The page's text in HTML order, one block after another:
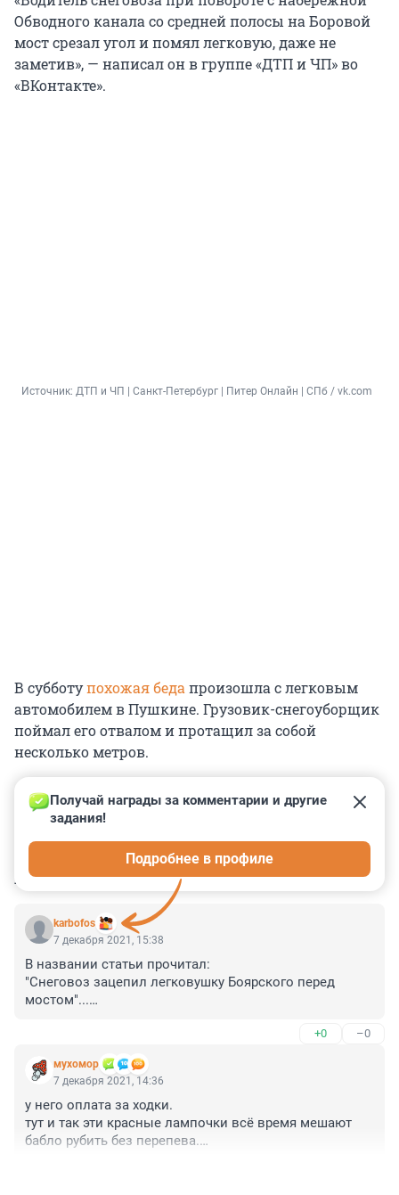
Обводного канала со средней полосы на Боровой
мост срезал угол и помял легковую, даже не
заметив», — написал он в группе «ДТП и ЧП» во
«ВКонтакте».
Источник: ДТП и ЧП | Санкт-Петербург | Питер Онлайн | СПб / vk.com
В субботупохожая беда произошла с легковым
автомобилем в Пушкине. Грузовик-снегоуборщик
поймал его отвалом и протащил за собой
несколько метров.
КОММЕНТАРИИ 2
karbofos
Получай награды за комментарии и другие
задания!
Подробнее в профиле
7 декабря 2021, 15:38
В названии статьи прочитал:
"Снеговоз зацепил легковушку Боярского перед
мостом"...
+0 –0
мухомор
7 декабря 2021, 14:36
у него оплата за ходки.
тут и так эти красные лампочки всё время мешают
бабло рубить без перепева.